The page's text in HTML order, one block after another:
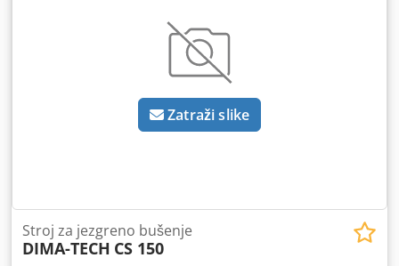
dodatnom opremom: 1 kom Vermeer D 6x6 Navigator
bušilica 1 kom ST 250 (960 litara) uređaj za miješanje
bušaće tekućine Dodpfx Aoyt Smujhzekr 1 kom DCI SE UK3
sustav za lociranje glave bušilice (instrument, sonda,
monitor, 2 baterije) 45 kom 1,83 m / 6 stopa bušaćih šipki 1
kom glava bušilice 1 kom alat za proširenje otvora 150 mm
/ 6 inča Stroj nije obnovljen već praktički nov! Odmah
Zatraži slike
Stroj za jezgreno bušenje
DIMA-TECH CS 150